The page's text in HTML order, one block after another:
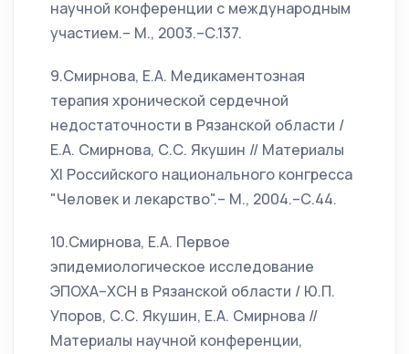
научной конференции с международным
участием.– М., 2003.–С.137.
9.Смирнова, Е.А. Медикаментозная
терапия хронической сердечной
недостаточности в Рязанской области /
Е.А. Смирнова, С.С. Якушин // Материалы
XI Российского национального конгресса
"Человек и лекарство".– М., 2004.–С.44.
10.Смирнова, Е.А. Первое
эпидемиологическое исследование
ЭПОХА–ХСН в Рязанской области / Ю.П.
Упоров, С.С. Якушин, Е.А. Смирнова //
Материалы научной конференции,